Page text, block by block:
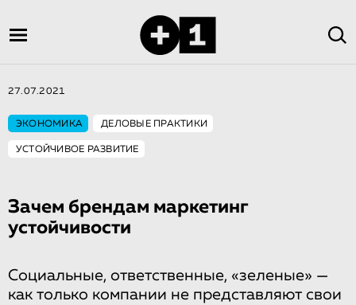
27.07.2021
ЭКОНОМИКА ДЕЛОВЫЕ ПРАКТИКИ
УСТОЙЧИВОЕ РАЗВИТИЕ
Зачем брендам маркетинг
устойчивости
Социальные, ответственные, «зеленые» —
как только компании не представляют свои